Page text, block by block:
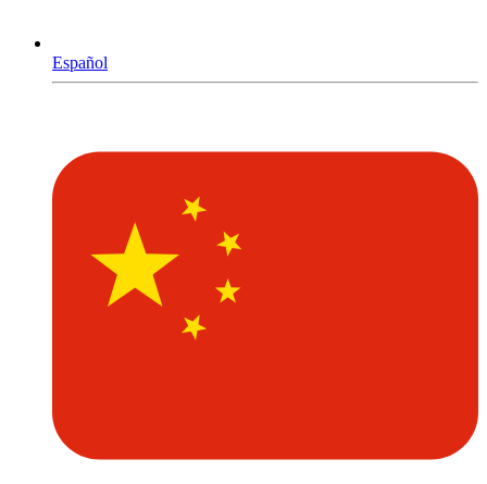
Español